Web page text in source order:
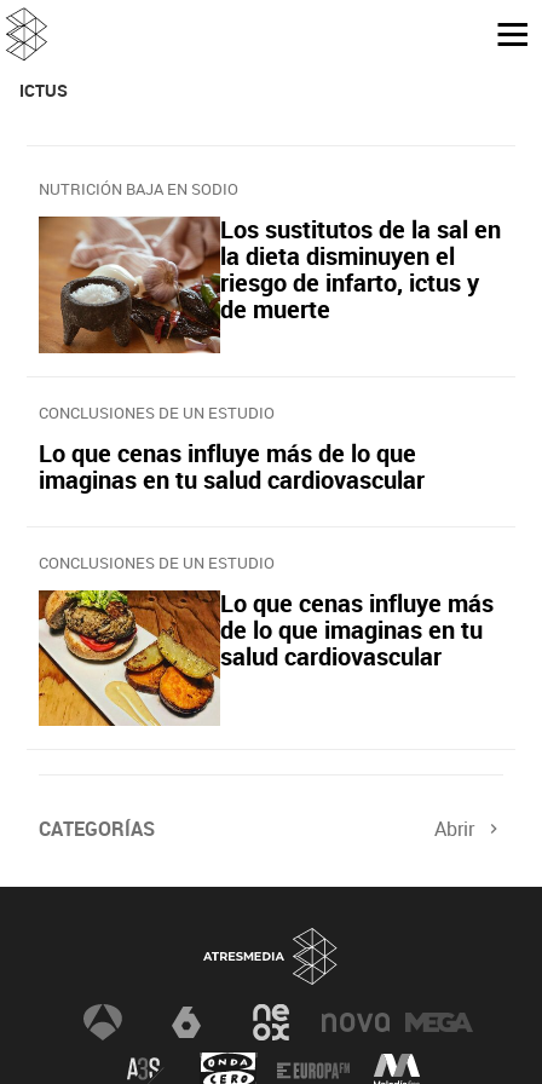
ICTUS
NUTRICIÓN BAJA EN SODIO
Los sustitutos de la sal en
la dieta disminuyen el
riesgo de infarto, ictus y
de muerte
CONCLUSIONES DE UN ESTUDIO
Lo que cenas influye más de lo que
imaginas en tu salud cardiovascular
CONCLUSIONES DE UN ESTUDIO
Lo que cenas influye más
de lo que imaginas en tu
salud cardiovascular
CATEGORÍAS Abrir